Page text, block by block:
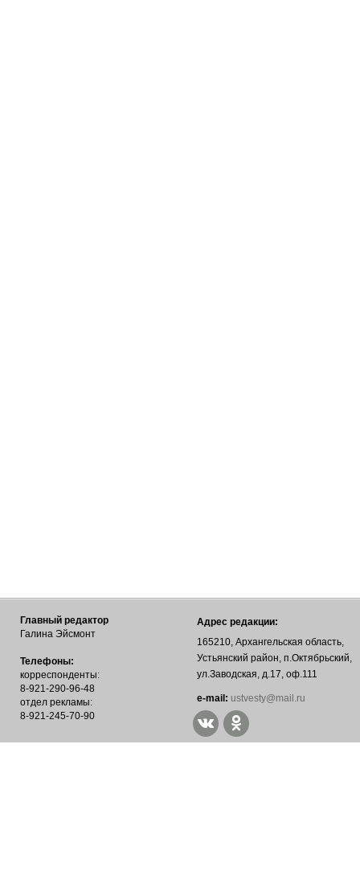
Главный редактор
Галина Эйсмонт
Телефоны:
корреспонденты:
8-921-290-96-48
отдел рекламы:
8-921-245-70-90
Адрес редакции:
165210, Архангельская область,
Устьянский район, п.Октябрьский,
ул.Заводская, д.17, оф.111
е-mail: ustvesty@mail.ru